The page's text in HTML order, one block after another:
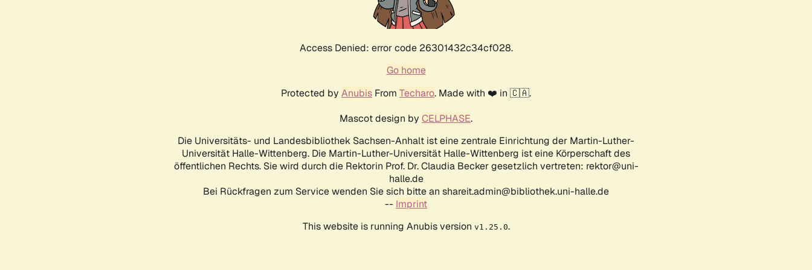
Access Denied: error code 26301432c34cf028.
Go home
Protected by Anubis From Techaro. Made with ❤️ in 🇨🇦.
Mascot design by CELPHASE.
Die Universitäts- und Landesbibliothek Sachsen-Anhalt ist eine zentrale Einrichtung der Martin-Luther-
Universität Halle-Wittenberg. Die Martin-Luther-Universität Halle-Wittenberg ist eine Körperschaft des
öffentlichen Rechts. Sie wird durch die Rektorin Prof. Dr. Claudia Becker gesetzlich vertreten: rektor@uni-
halle.de
Bei Rückfragen zum Service wenden Sie sich bitte an shareit.admin@bibliothek.uni-halle.de
-- Imprint
This website is running Anubis version v1.25.0.